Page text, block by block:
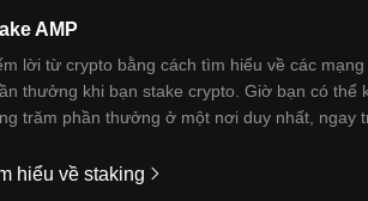
AMP
lời từ crypto bằng cách tìm hiểu về các
thưởng khi bạn stake crypto. Giờ bạn có thể
trăm phần thưởng ở một nơi duy nhất, ngay
hiểu về staking